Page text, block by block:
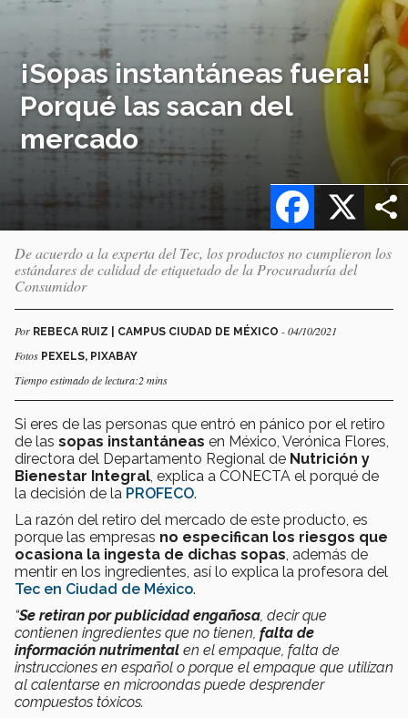
¡Sopas instantáneas fuera!
Porqué las sacan del
mercado
X
Facebook
De acuerdo a la experta del Tec, los productos no cumplieron los
estándares de calidad de etiquetado de la Procuraduría del
Consumidor
Por REBECA RUIZ | CAMPUS CIUDAD DE MÉXICO - 04/10/2021
Fotos PEXELS, PIXABAY
Tiempo estimado de lectura:2 mins
Si eres de las personas que entró en pánico por el retiro
de las sopas instantáneas en México, Verónica Flores,
directora del Departamento Regional de Nutrición y
Bienestar Integral , explica a CONECTA el porqué de
la decisión de la PROFECO.
La razón del retiro del mercado de este producto, es
porque las empresas no especifican los riesgos que
ocasiona la ingesta de dichas sopas , además de
mentir en los ingredientes, así lo explica la profesora del
Tec en Ciudad de México.
“Se retiran por publicidad engañosa , decir que
contienen ingredientes que no tienen, falta de
información nutrimental en el empaque, falta de
instrucciones en español o porque el empaque que utilizan
al calentarse en microondas puede desprender
compuestos tóxicos.